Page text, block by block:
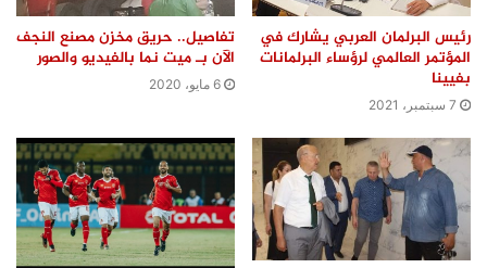
رئيس البرلمان العربي يشارك في
المؤتمر العالمي لرؤساء البرلمانات
بفيينا
7 سبتمبر، 2021
تفاصيل.. حريق مخزن مصنع النجف
الآن بـ ميت نما بالفيديو والصور
6 مايو، 2020